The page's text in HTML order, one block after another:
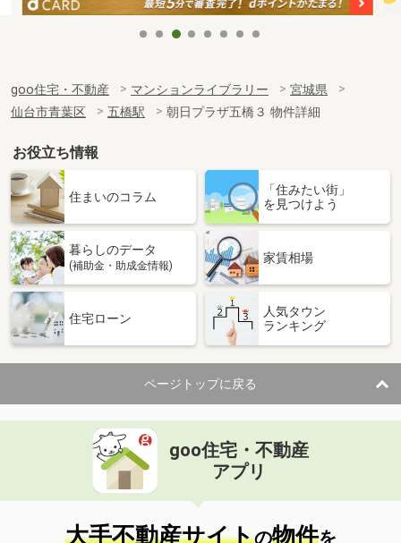
goo住宅・不動産 マンションライブラリー
宮城県
仙台市青葉区
五橋駅 朝日プラザ五橋３ 物件詳細
お役立ち情報
住まいのコラム
「住みたい街」
を見つけよう
暮らしのデータ
(補助金・助成金情報)
家賃相場
住宅ローン
人気タウン
ランキング
ページトップに戻る
goo住宅・不動産
アプリ
大手不動産サイトの物件を